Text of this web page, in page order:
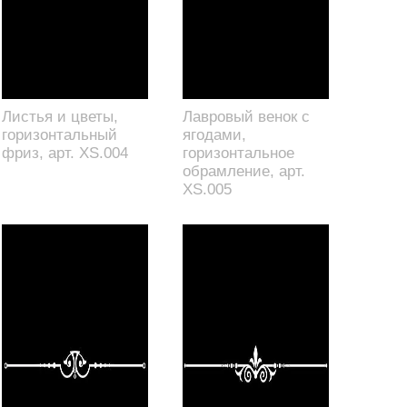
Листья и цветы,
горизонтальный
фриз, арт. XS.004
Лавровый венок с
ягодами,
горизонтальное
обрамление, арт.
XS.005